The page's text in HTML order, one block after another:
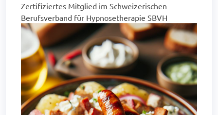
Zertifiziertes Mitglied im Schweizerischen
Berufsverband für Hypnosetherapie SBVH